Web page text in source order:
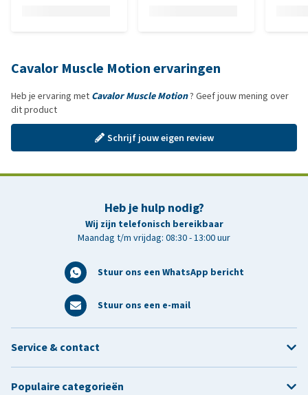
Cavalor Muscle Motion ervaringen
Heb je ervaring met Cavalor Muscle Motion? Geef jouw mening over
dit product
Schrijf jouw eigen review
Heb je hulp nodig?
Wij zijn telefonisch bereikbaar
Maandag t/m vrijdag: 08:30 - 13:00 uur
Stuur ons een WhatsApp bericht
Stuur ons een e-mail
Service & contact
Populaire categorieën